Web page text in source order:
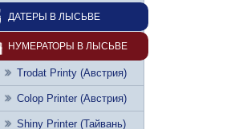
ДАТЕРЫ В ЛЫСЬВЕ
НУМЕРАТОРЫ В ЛЫСЬВЕ
Trodat Printy (Австрия)
Colop Printer (Австрия)
Shiny Printer (Тайвань)